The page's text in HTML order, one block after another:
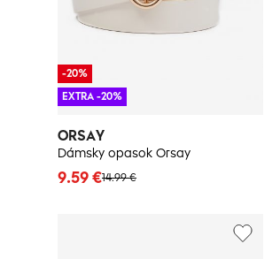
ORSAY
Dámsky opasok Orsay
14.99 €
9.59 €
-20%
EXTRA -20%